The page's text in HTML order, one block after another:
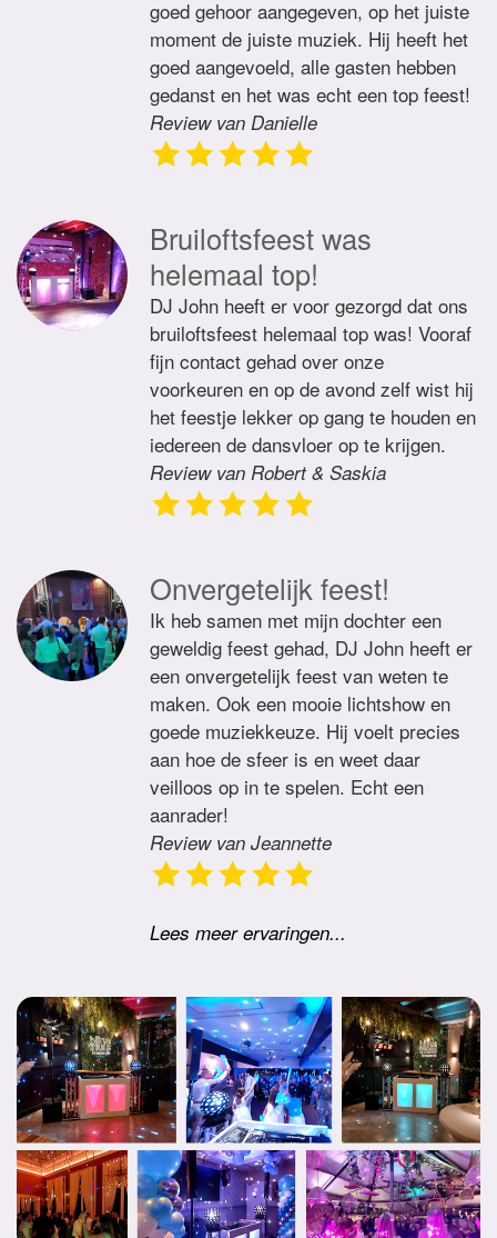
goed gehoor aangegeven, op het juiste
moment de juiste muziek. Hij heeft het
goed aangevoeld, alle gasten hebben
gedanst en het was echt een top feest!
Review van Danielle
Bruiloftsfeest was
helemaal top!
DJ John heeft er voor gezorgd dat ons
bruiloftsfeest helemaal top was! Vooraf
fijn contact gehad over onze
voorkeuren en op de avond zelf wist hij
het feestje lekker op gang te houden en
iedereen de dansvloer op te krijgen.
Review van Robert & Saskia
Onvergetelijk feest!
Ik heb samen met mijn dochter een
geweldig feest gehad, DJ John heeft er
een onvergetelijk feest van weten te
maken. Ook een mooie lichtshow en
goede muziekkeuze. Hij voelt precies
aan hoe de sfeer is en weet daar
veilloos op in te spelen. Echt een
aanrader!
Review van Jeannette
Lees meer ervaringen...